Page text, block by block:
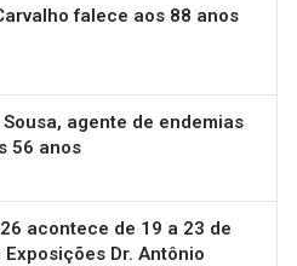
falece aos 88 anos
agente de endemias
56 anos
acontece de 19 a 23 de
Dr. Antônio